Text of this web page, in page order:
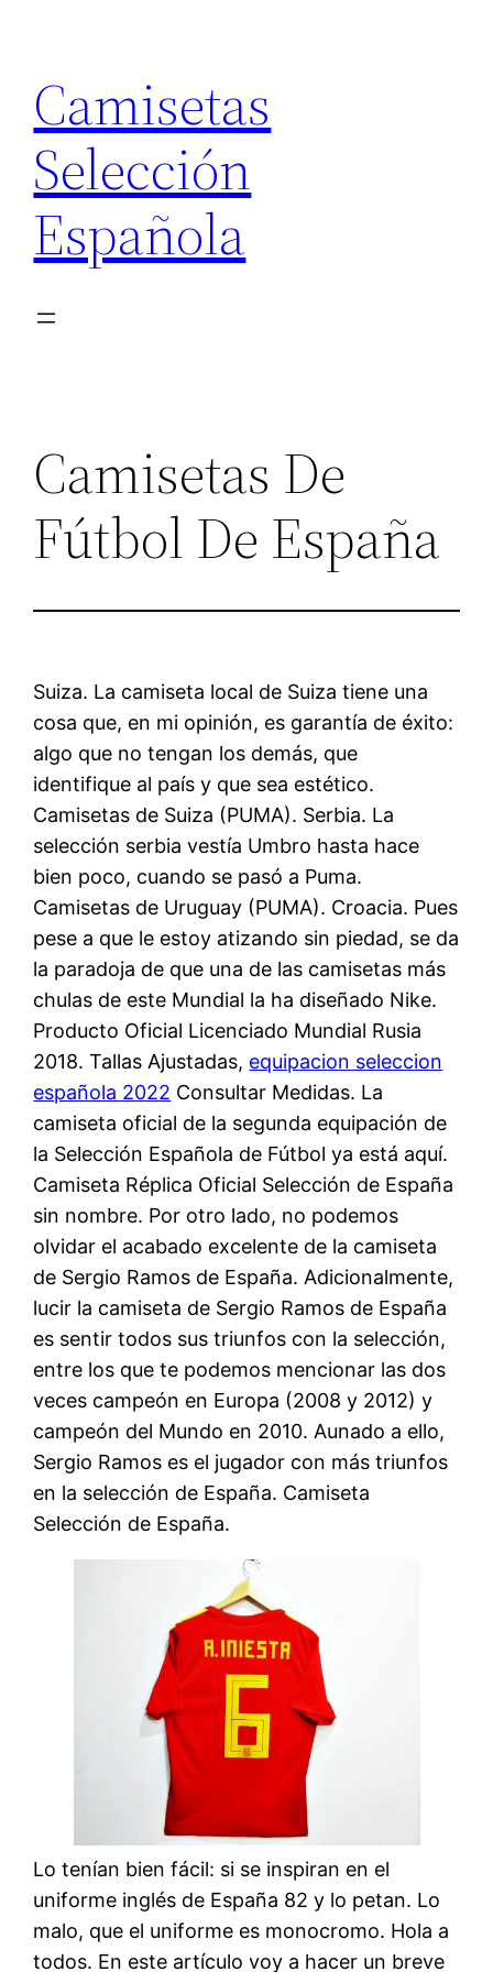
contenido
Camisetas
Selección
Española
Camisetas De
Fútbol De España
Suiza. La camiseta local de Suiza tiene una
cosa que, en mi opinión, es garantía de éxito:
algo que no tengan los demás, que
identifique al país y que sea estético.
Camisetas de Suiza (PUMA). Serbia. La
selección serbia vestía Umbro hasta hace
bien poco, cuando se pasó a Puma.
Camisetas de Uruguay (PUMA). Croacia. Pues
pese a que le estoy atizando sin piedad, se da
la paradoja de que una de las camisetas más
chulas de este Mundial la ha diseñado Nike.
Producto Oficial Licenciado Mundial Rusia
2018. Tallas Ajustadas, equipacion seleccion
española 2022 Consultar Medidas. La
camiseta oficial de la segunda equipación de
la Selección Española de Fútbol ya está aquí.
Camiseta Réplica Oficial Selección de España
sin nombre. Por otro lado, no podemos
olvidar el acabado excelente de la camiseta
de Sergio Ramos de España. Adicionalmente,
lucir la camiseta de Sergio Ramos de España
es sentir todos sus triunfos con la selección,
entre los que te podemos mencionar las dos
veces campeón en Europa (2008 y 2012) y
campeón del Mundo en 2010. Aunado a ello,
Sergio Ramos es el jugador con más triunfos
en la selección de España. Camiseta
Selección de España.
Lo tenían bien fácil: si se inspiran en el
uniforme inglés de España 82 y lo petan. Lo
malo, que el uniforme es monocromo. Hola a
todos. En este artículo voy a hacer un breve